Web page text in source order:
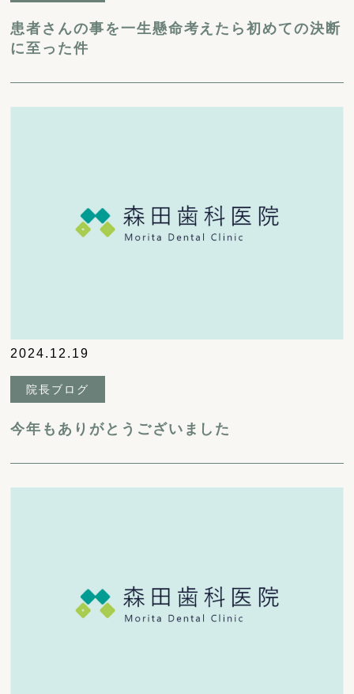
患者さんの事を一生懸命考えたら初めての決断
に至った件
2024.12.19
院長ブログ
今年もありがとうございました